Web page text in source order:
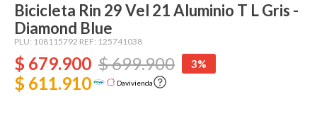
Bicicleta Rin 29 Vel 21 Aluminio T L Gris -
Diamond Blue
PLU: 108115792 REF: 125741038
$ 679.900 $699.900 3%
$ 611.910 Davivienda
Carters
Silla Mecedora Bebé
Bebes
Cartas Pokemon